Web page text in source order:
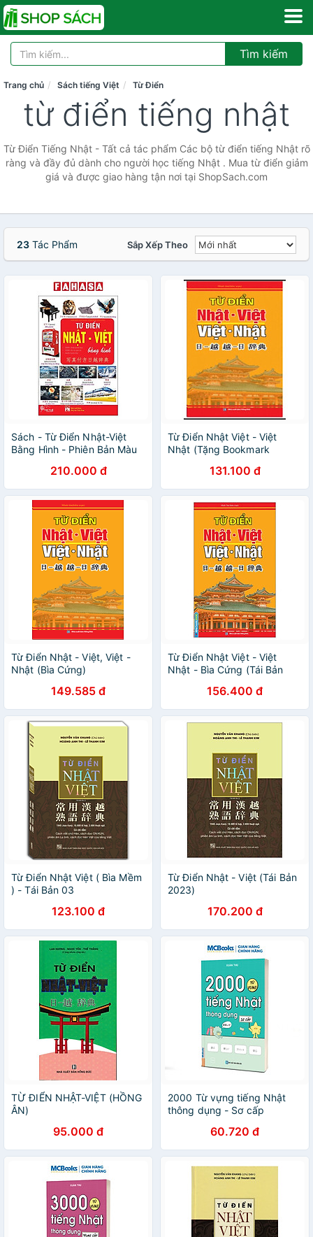
Tìm kiếm
Trang chủ Sách tiếng Việt Từ Điển
từ điển tiếng nhật
Từ Điển Tiếng Nhật - Tất cả tác phẩm Các bộ từ điển tiếng Nhật rõ
ràng và đầy đủ dành cho người học tiếng Nhật . Mua từ điển giảm
giá và được giao hàng tận nơi tại ShopSach.com
23 Tác Phẩm Sắp Xếp Theo
Sách - Từ Điển Nhật-Việt
Bằng Hình - Phiên Bản Màu
210.000 đ
Từ Điển Nhật Việt - Việt
Nhật (Tặng Bookmark
131.100 đ
Từ Điển Nhật - Việt, Việt -
Nhật (Bìa Cứng)
149.585 đ
Từ Điển Nhật Việt - Việt
Nhật - Bìa Cứng (Tái Bản
156.400 đ
Từ Điển Nhật Việt ( Bìa Mềm
) - Tái Bản 03
123.100 đ
Từ Điển Nhật - Việt (Tái Bản
2023)
170.200 đ
TỪ ĐIỂN NHẬT-VIỆT (HỒNG
ÂN)
95.000 đ
2000 Từ vựng tiếng Nhật
thông dụng - Sơ cấp
60.720 đ